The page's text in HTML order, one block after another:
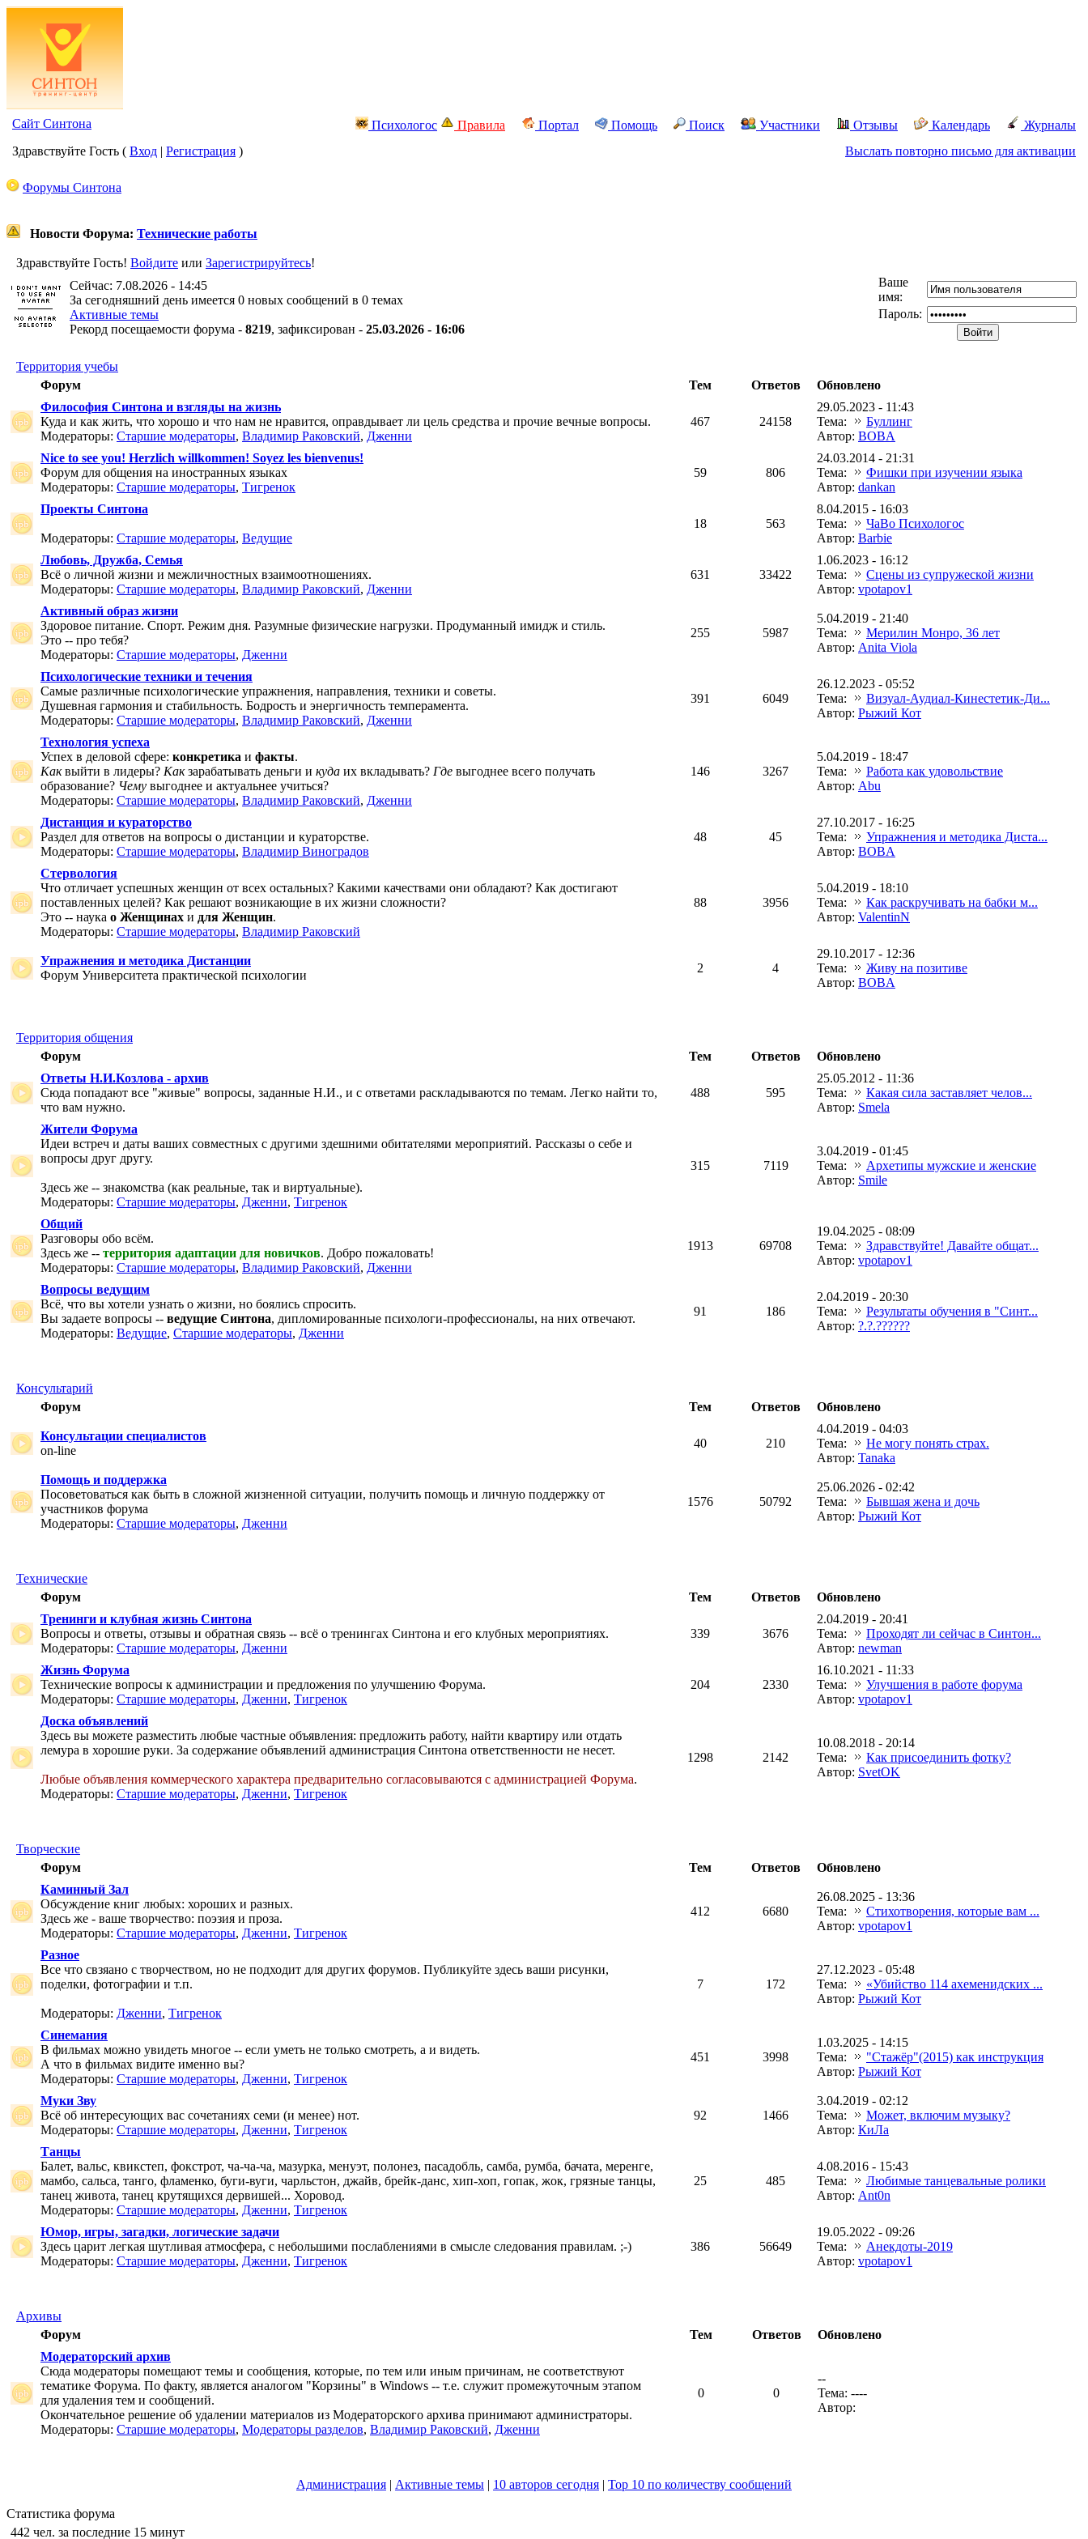
Сайт Синтона Психологос Правила Портал Помощь Поиск Участники Отзывы Календарь
Журналы
Здравствуйте Гость ( Вход | Регистрация ) Выслать повторно письмо для активации
Форумы Синтона
Новости Форума: Технические работы
Здравствуйте Гость! Войдите или Зарегистрируйтесь!
Сейчас: 7.08.2026 - 14:45
За сегодняшний день имеется 0 новых сообщений в 0 темах
Активные темы
Рекорд посещаемости форума - 8219, зафиксирован - 25.03.2026 - 16:06
Ваше
имя:
Пароль:
Территория учебы
Форум
Тем Ответов
Обновлено
Философия Синтона и взгляды на жизнь
Куда и как жить, что хорошо и что нам не нравится, оправдывает ли цель средства и прочие вечные вопросы.
Модераторы: Старшие модераторы, Владимир Раковский, Дженни
467 24158
29.05.2023 - 11:43
Тема:
Буллинг
Автор: BOBA
Nice to see you! Herzlich willkommen! Soyez les bienvenus!
Форум для общения на иностранных языках
Модераторы: Старшие модераторы, Тигренок
59 806
24.03.2014 - 21:31
Тема:
Фишки при изучении языка
Автор: dankan
Проекты Синтона
Модераторы: Старшие модераторы, Ведущие
18 563
8.04.2015 - 16:03
Тема:
ЧаВо Психологос
Автор: Barbie
Любовь, Дружба, Семья
Всё о личной жизни и межличностных взаимоотношениях.
Модераторы: Старшие модераторы, Владимир Раковский, Дженни
631 33422
1.06.2023 - 16:12
Тема:
Сцены из супружеской жизни
Автор: vpotapov1
Активный образ жизни
Здоровое питание. Спорт. Режим дня. Разумные физические нагрузки. Продуманный имидж и стиль.
Это -- про тебя?
Модераторы: Старшие модераторы, Дженни
255 5987
5.04.2019 - 21:40
Тема:
Мерилин Монро, 36 лет
Автор: Anita Viola
Психологические техники и течения
Самые различные психологические упражнения, направления, техники и советы.
Душевная гармония и стабильность. Бодрость и энергичность темперамента.
Модераторы: Старшие модераторы, Владимир Раковский, Дженни
391 6049
26.12.2023 - 05:52
Тема:
Визуал-Аудиал-Кинестетик-Ди...
Автор: Рыжий Кот
Технология успеха
Успех в деловой сфере: конкретика и факты.
Каквыйти в лидеры? Какзарабатывать деньги и куда их вкладывать? Где выгоднее всего получать
образование? Чему выгоднее и актуальнее учиться?
Модераторы: Старшие модераторы, Владимир Раковский, Дженни
146 3267
5.04.2019 - 18:47
Тема:
Работа как удовольствие
Автор: Abu
Дистанция и кураторство
Раздел для ответов на вопросы о дистанции и кураторстве.
Модераторы: Старшие модераторы, Владимир Виноградов
48 45
27.10.2017 - 16:25
Тема:
Упражнения и методика Диста...
Автор: BOBA
Стервология
Что отличает успешных женщин от всех остальных? Какими качествами они обладают? Как достигают
поставленных целей? Как решают возникающие в их жизни сложности?
Это -- наука о Женщинах и для Женщин.
Модераторы: Старшие модераторы, Владимир Раковский
88 3956
5.04.2019 - 18:10
Тема:
Как раскручивать на бабки м...
Автор: ValentinN
Упражнения и методика Дистанции
Форум Университета практической психологии
2 4
29.10.2017 - 12:36
Тема:
Живу на позитиве
Автор: BOBA
Территория общения
Форум
Тем Ответов
Обновлено
Ответы Н.И.Козлова - архив
Сюда попадают все "живые" вопросы, заданные Н.И., и с ответами раскладываются по темам. Легко найти то,
что вам нужно.
488 595
25.05.2012 - 11:36
Тема:
Какая сила заставляет челов...
Автор: Smela
Жители Форума
Идеи встреч и даты ваших совместных с другими здешними обитателями мероприятий. Рассказы о себе и
вопросы друг другу.
Здесь же -- знакомства (как реальные, так и виртуальные).
Модераторы: Старшие модераторы, Дженни, Тигренок
315 7119
3.04.2019 - 01:45
Тема:
Архетипы мужские и женские
Автор: Smile
Общий
Разговоры обо всём.
Здесь же -- территория адаптации для новичков. Добро пожаловать!
Модераторы: Старшие модераторы, Владимир Раковский, Дженни
1913 69708
19.04.2025 - 08:09
Тема:
Здравствуйте! Давайте общат...
Автор: vpotapov1
Вопросы ведущим
Всё, что вы хотели узнать о жизни, но боялись спросить.
Вы задаете вопросы -- ведущие Синтона, дипломированные психологи-профессионалы, на них отвечают.
Модераторы: Ведущие, Старшие модераторы, Дженни
91 186
2.04.2019 - 20:30
Тема:
Результаты обучения в "Синт...
Автор: ?.?.??????
Консультарий
Форум
Тем Ответов Обновлено
Консультации специалистов
on-line
40 210
4.04.2019 - 04:03
Тема:
Не могу понять страх.
Автор: Tanaka
Помощь и поддержка
Посоветоваться как быть в сложной жизненной ситуации, получить помощь и личную поддержку от
участников форума
Модераторы: Старшие модераторы, Дженни
1576 50792
25.06.2026 - 02:42
Тема:
Бывшая жена и дочь
Автор: Рыжий Кот
Технические
Форум
Тем Ответов
Обновлено
Тренинги и клубная жизнь Синтона
Вопросы и ответы, отзывы и обратная связь -- всё о тренингах Синтона и его клубных мероприятиях.
Модераторы: Старшие модераторы, Дженни
339 3676
2.04.2019 - 20:41
Тема:
Проходят ли сейчас в Синтон...
Автор: newman
Жизнь Форума
Технические вопросы к администрации и предложения по улучшению Форума.
Модераторы: Старшие модераторы, Дженни, Тигренок
204 2330
16.10.2021 - 11:33
Тема:
Улучшения в работе форума
Автор: vpotapov1
Доска объявлений
Здесь вы можете разместить любые частные объявления: предложить работу, найти квартиру или отдать
лемура в хорошие руки. За содержание объявлений администрация Синтона ответственности не несет.
Любые объявления коммерческого характера предварительно согласовываются с администрацией Форума.
Модераторы: Старшие модераторы, Дженни, Тигренок
1298 2142
10.08.2018 - 20:14
Тема:
Как присоединить фотку?
Автор: SvetOK
Творческие
Форум
Тем Ответов
Обновлено
Каминный Зал
Обсуждение книг любых: хороших и разных.
Здесь же - ваше творчество: поэзия и проза.
Модераторы: Старшие модераторы, Дженни, Тигренок
412 6680
26.08.2025 - 13:36
Тема:
Стихотворения, которые вам ...
Автор: vpotapov1
Разное
Все что свзяано с творчеством, но не подходит для других форумов. Публикуйте здесь ваши рисунки,
поделки, фотографии и т.п.
Модераторы: Дженни, Тигренок
7 172
27.12.2023 - 05:48
Тема:
«Убийство 114 ахеменидских ...
Автор: Рыжий Кот
Синемания
В фильмах можно увидеть многое -- если уметь не только смотреть, а и видеть.
А что в фильмах видите именно вы?
Модераторы: Старшие модераторы, Дженни, Тигренок
451 3998
1.03.2025 - 14:15
Тема:
"Стажёр"(2015) как инструкция
Автор: Рыжий Кот
Муки Зву
Всё об интересующих вас сочетаниях семи (и менее) нот.
Модераторы: Старшие модераторы, Дженни, Тигренок
92 1466
3.04.2019 - 02:12
Тема:
Может, включим музыку?
Автор: КиЛа
Танцы
Балет, вальс, квикстеп, фокстрот, ча-ча-ча, мазурка, менуэт, полонез, пасадобль, самба, румба, бачата, меренге,
мамбо, сальса, танго, фламенко, буги-вуги, чарльстон, джайв, брейк-данс, хип-хоп, гопак, жок, грязные танцы,
танец живота, танец крутящихся дервишей... Хоровод.
Модераторы: Старшие модераторы, Дженни, Тигренок
25 485
4.08.2016 - 15:43
Тема:
Любимые танцевальные ролики
Автор: Ant0n
Юмор, игры, загадки, логические задачи
Здесь царит легкая шутливая атмосфера, с небольшими послаблениями в смысле следования правилам. ;-)
Модераторы: Старшие модераторы, Дженни, Тигренок
386 56649
19.05.2022 - 09:26
Тема:
Анекдоты-2019
Автор: vpotapov1
Архивы
Форум
Тем Ответов
Обновлено
Модераторский архив
Сюда модераторы помещают темы и сообщения, которые, по тем или иным причинам, не соответствуют
тематике Форума. По факту, является аналогом "Корзины" в Windows -- т.е. служит промежуточным этапом
для удаления тем и сообщений.
Окончательное решение об удалении материалов из Модераторского архива принимают администраторы.
Модераторы: Старшие модераторы, Модераторы разделов, Владимир Раковский, Дженни
0 0
--
Тема: ----
Автор:
Администрация | Активные темы | 10 авторов сегодня | Top 10 по количеству сообщений
Статистика форума
442 чел. за последние 15 минут